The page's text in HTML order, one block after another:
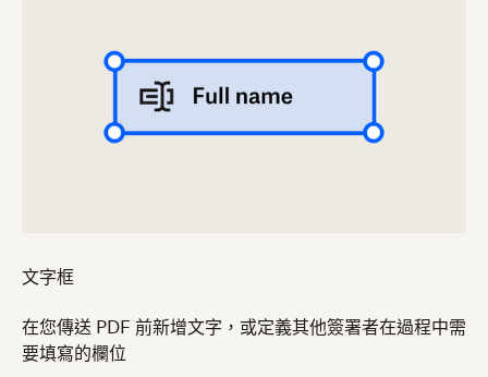
文字框
在您傳送 PDF 前新增文字，或定義其他簽署者在過程中需
要填寫的欄位